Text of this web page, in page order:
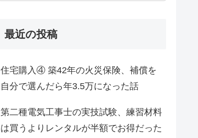
最近の投稿
住宅購入④ 築42年の火災保険、補償を
自分で選んだら年3.5万になった話
第二種電気工事士の実技試験、練習材料
は買うよりレンタルが半額でお得だった